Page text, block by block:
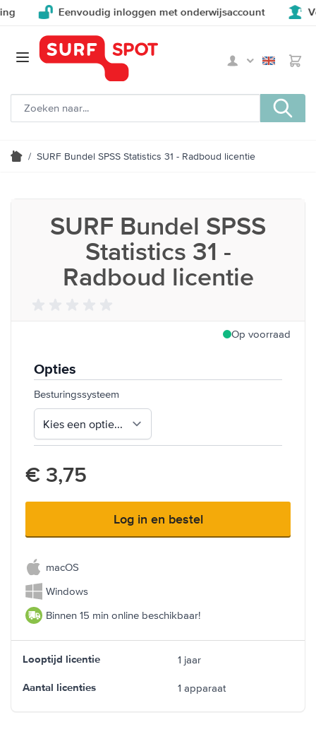
Eenvoudig inloggen met onderwijsaccount Voor
/ SURF Bundel SPSS Statistics 31 - Radboud licentie
SURF Bundel SPSS
Statistics 31 -
Radboud licentie
Op voorraad
Opties
Besturingssysteem
€ 3,75
Log in en bestel
macOS
Windows
Binnen 15 min online beschikbaar!
Looptijd licentie 1 jaar
Aantal licenties 1 apparaat